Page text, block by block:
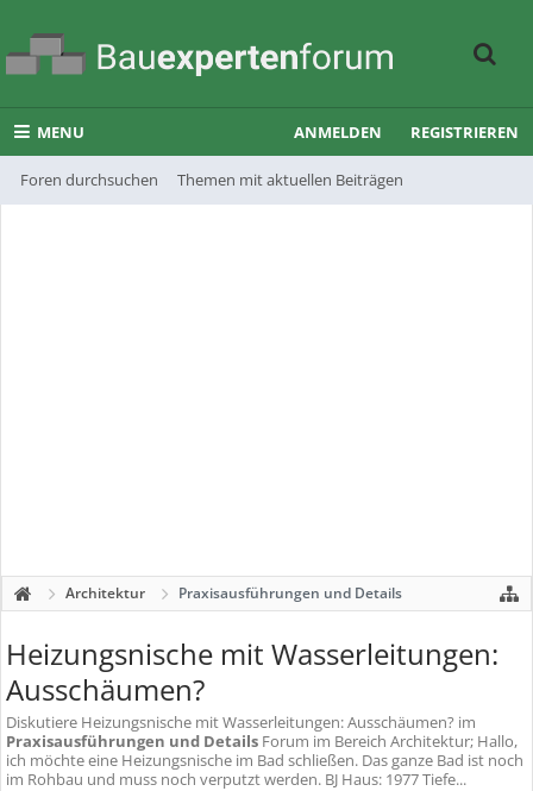
MENU
Foren durchsuchen Themen mit aktuellen Beiträgen
ANMELDEN REGISTRIEREN
Architektur Praxisausführungen und Details
Heizungsnische mit Wasserleitungen:
Ausschäumen?
Diskutiere Heizungsnische mit Wasserleitungen: Ausschäumen? im
Praxisausführungen und Details Forum im Bereich Architektur; Hallo,
ich möchte eine Heizungsnische im Bad schließen. Das ganze Bad ist noch
im Rohbau und muss noch verputzt werden. BJ Haus: 1977 Tiefe...